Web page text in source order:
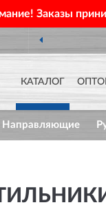
Заказы
КАТАЛОГ
Направляющие